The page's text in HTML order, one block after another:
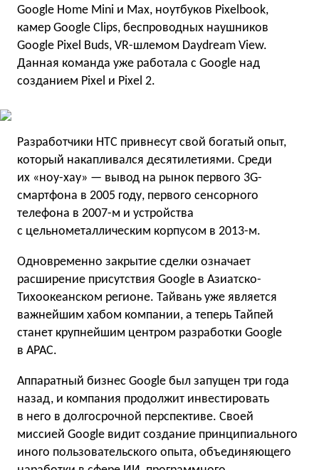
Google Home Mini и Max, ноутбуков Pixelbook,
камер Google Clips, беспроводных наушников
Google Pixel Buds, VR-шлемом Daydream View.
Данная команда уже работала с Google над
созданием Pixel и Pixel 2.
Разработчики HTC привнесут свой богатый опыт,
который накапливался десятилетиями. Среди
их «ноу-хау» — вывод на рынок первого 3G-
смартфона в 2005 году, первого сенсорного
телефона в 2007-м и устройства
с цельнометаллическим корпусом в 2013-м.
Одновременно закрытие сделки означает
расширение присутствия Google в Азиатско-
Тихоокеанском регионе. Тайвань уже является
важнейшим хабом компании, а теперь Тайпей
станет крупнейшим центром разработки Google
в APAC.
Аппаратный бизнес Google был запущен три года
назад, и компания продолжит инвестировать
в него в долгосрочной перспективе. Своей
миссией Google видит создание принципиального
иного пользовательского опыта, объединяющего